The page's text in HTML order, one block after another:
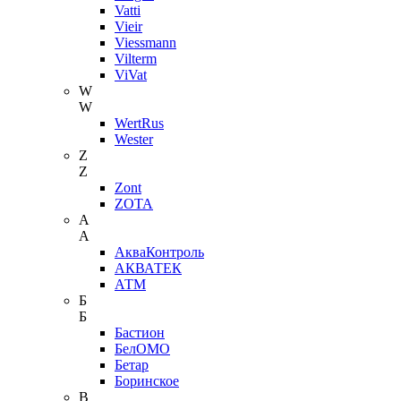
Vatti
Vieir
Viessmann
Vilterm
ViVat
W
W
WertRus
Wester
Z
Z
Zont
ZOTA
А
А
АкваКонтроль
АКВАТЕК
АТМ
Б
Б
Бастион
БелОМО
Бетар
Боринское
В